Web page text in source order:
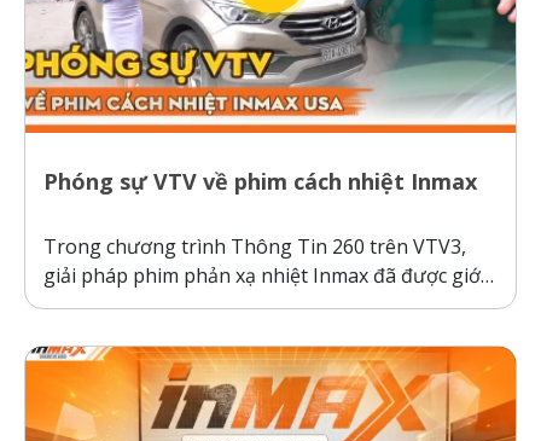
Phóng sự VTV về phim cách nhiệt Inmax
Trong chương trình Thông Tin 260 trên VTV3,
giải pháp phim phản xạ nhiệt Inmax đã được giới
thiệu như một bước tiến công nghệ giúp bảo vệ ô
nóng gay gắt. Thực tế kiểm nghiệm cho thấy, ô...